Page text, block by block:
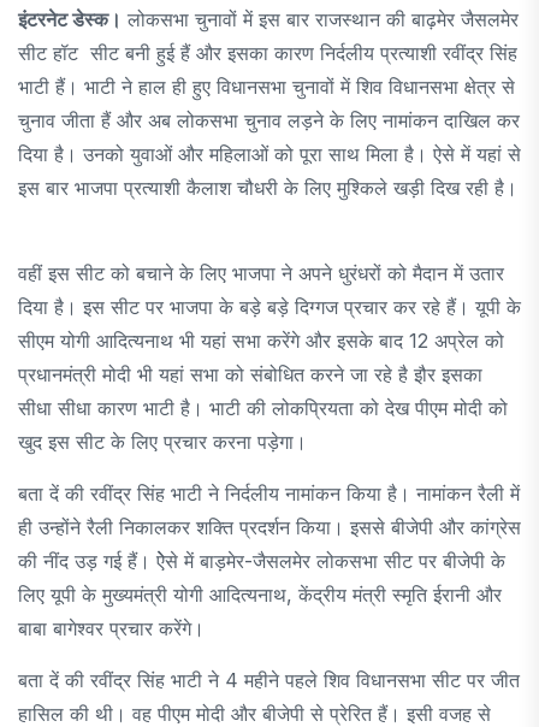
इंटरनेट डेस्क। लोकसभा चुनावों में इस बार राजस्थान की बाढ़मेर जैसलमेर
सीट हॉट सीट बनी हुई हैं और इसका कारण निर्दलीय प्रत्याशी रवींद्र सिंह
भाटी हैं। भाटी ने हाल ही हुए विधानसभा चुनावों में शिव विधानसभा क्षेत्र से
चुनाव जीता हैं और अब लोकसभा चुनाव लड़ने के लिए नामांकन दाखिल कर
दिया है। उनको युवाओं और महिलाओं को पूरा साथ मिला है। ऐसे में यहां से
इस बार भाजपा प्रत्याशी कैलाश चौधरी के लिए मुश्किले खड़ी दिख रही है।
वहीं इस सीट को बचाने के लिए भाजपा ने अपने धुरंधरों को मैदान में उतार
दिया है। इस सीट पर भाजपा के बड़े बड़े दिग्गज प्रचार कर रहे हैं। यूपी के
सीएम योगी आदित्यनाथ भी यहां सभा करेंगे और इसके बाद 12 अप्रेल को
प्रधानमंत्री मोदी भी यहां सभा को संबोधित करने जा रहे है इौर इसका
सीधा सीधा कारण भाटी है। भाटी की लोकप्रियता को देख पीएम मोदी को
खुद इस सीट के लिए प्रचार करना पड़ेगा।
बता दें की रवींद्र सिंह भाटी ने निर्दलीय नामांकन किया है। नामांकन रैली में
ही उन्होंने रैली निकालकर शक्ति प्रदर्शन किया। इससे बीजेपी और कांग्रेस
की नींद उड़ गई हैं। ऐेसे में बाड़मेर-जैसलमेर लोकसभा सीट पर बीजेपी के
लिए यूपी के मुख्यमंत्री योगी आदित्यनाथ, केंद्रीय मंत्री स्मृति ईरानी और
बाबा बागेश्वर प्रचार करेंगे।
बता दें की रवींद्र सिंह भाटी ने 4 महीने पहले शिव विधानसभा सीट पर जीत
हासिल की थी। वह पीएम मोदी और बीजेपी से प्रेरित हैं। इसी वजह से